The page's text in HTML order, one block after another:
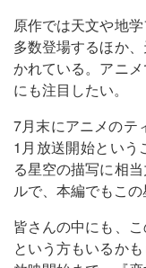
原作では天文や地
多数登場するほか
かれている。アニ
にも注目したい。
7月末にアニメのテ
1月放送開始という
る星空の描写に相
ルで、本編でもこの
皆さんの中にも、
という方もいるか